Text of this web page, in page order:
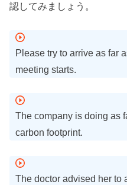
認してみましょう。
Please try to arrive as far
meeting starts.
The company is doing as
carbon footprint.
The doctor advised her to